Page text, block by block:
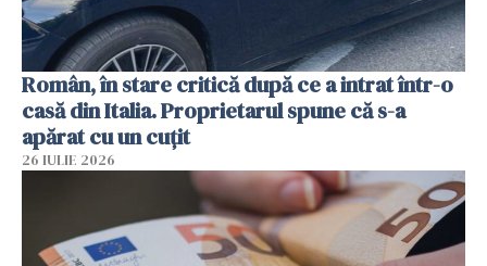
Român, în stare critică după ce a intrat într-o
casă din Italia. Proprietarul spune că s-a
apărat cu un cuțit
26 IULIE 2026